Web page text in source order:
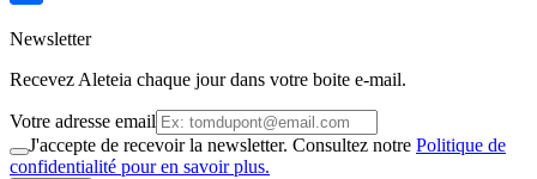
Newsletter
Recevez Aleteia chaque jour dans votre boite e-mail.
Votre adresse email
J'accepte de recevoir la newsletter. Consultez notre Politique de
confidentialité pour en savoir plus.